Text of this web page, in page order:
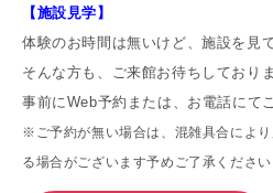
【施設見学】
体験のお時間は無いけど、施設を見
そんな方も、ご来館お待ちしておりま
事前にWeb予約または、お電話にて
※ご予約が無い場合は、混雑具合によ
る場合がございます予めご了承ください